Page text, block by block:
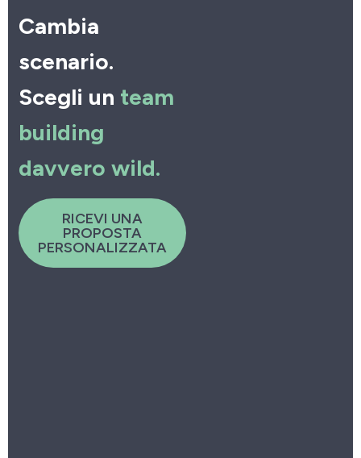
Cambia
scenario.
Scegli un team
building
davvero wild.
RICEVI UNA
PROPOSTA
PERSONALIZZATA